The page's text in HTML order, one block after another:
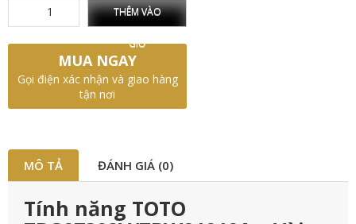
THÊM VÀO
GIỎ
MUA NGAY
Gọi điện xác nhận và giao hàng
tận nơi
MÔ TẢ ĐÁNH GIÁ (0)
Tính năng TOTO